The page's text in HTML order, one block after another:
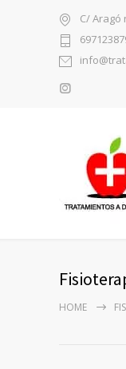
C/ Aragó
HOME